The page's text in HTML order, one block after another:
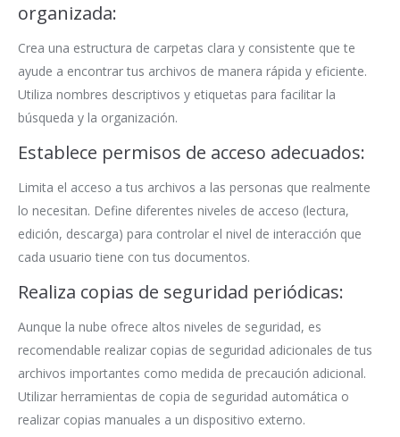
organizada:
Crea una estructura de carpetas clara y consistente que te
ayude a encontrar tus archivos de manera rápida y eficiente.
Utiliza nombres descriptivos y etiquetas para facilitar la
búsqueda y la organización.
Establece permisos de acceso adecuados:
Limita el acceso a tus archivos a las personas que realmente
lo necesitan. Define diferentes niveles de acceso (lectura,
edición, descarga) para controlar el nivel de interacción que
cada usuario tiene con tus documentos.
Realiza copias de seguridad periódicas:
Aunque la nube ofrece altos niveles de seguridad, es
recomendable realizar copias de seguridad adicionales de tus
archivos importantes como medida de precaución adicional.
Utilizar herramientas de copia de seguridad automática o
realizar copias manuales a un dispositivo externo.